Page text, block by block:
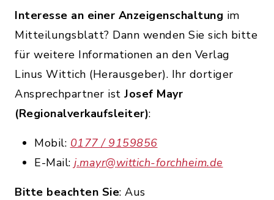
Interesse an einer Anzeigenschaltung im
Mitteilungsblatt? Dann wenden Sie sich bitte
für weitere Informationen an den Verlag
Linus Wittich (Herausgeber). Ihr dortiger
Ansprechpartner ist Josef Mayr
(Regionalverkaufsleiter):
Mobil: 0177 / 9159856
E-Mail: j.mayr@wittich-forchheim.de
Bitte beachten Sie: Aus